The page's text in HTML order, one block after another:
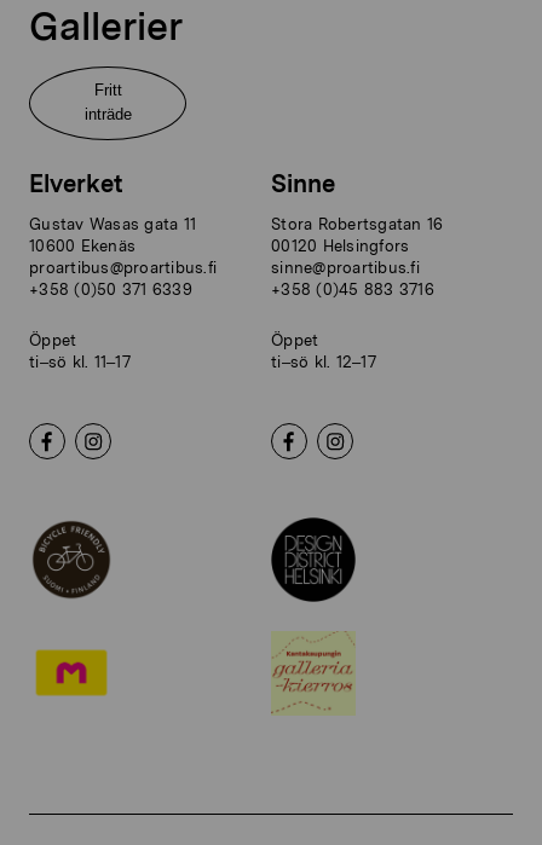
Gallerier
Fritt
inträde
Elverket
Gustav Wasas gata 11
10600 Ekenäs
proartibus@proartibus.fi
+358 (0)50 371 6339
Öppet
ti–sö kl. 11–17
Sinne
Stora Robertsgatan 16
00120 Helsingfors
sinne@proartibus.fi
+358 (0)45 883 3716
Öppet
ti–sö kl. 12–17